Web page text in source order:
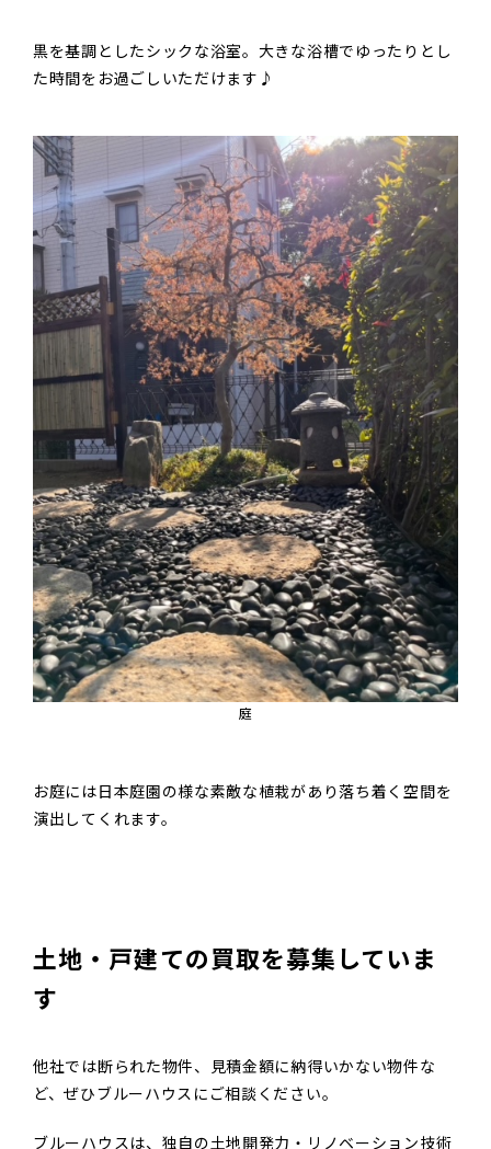
黒を基調としたシックな浴室。大きな浴槽でゆったりとし
た時間をお過ごしいただけます♪
庭
お庭には日本庭園の様な素敵な植栽があり落ち着く空間を
演出してくれます。
土地・戸建ての買取を募集していま
す
他社では断られた物件、見積金額に納得いかない物件な
ど、ぜひブルーハウスにご相談ください。
ブルーハウスは、独自の土地開発力・リノベーション技術